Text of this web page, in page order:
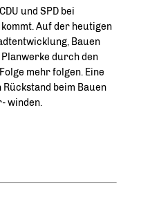
und SPD bei
Auf der heutigen
Bauen
durch den
mehr folgen. Eine
beim Bauen
winden.